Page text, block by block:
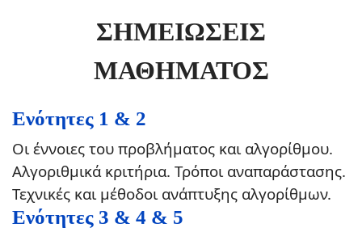
ΣΗΜΕΙΩΣΕΙΣ
ΜΑΘΗΜΑΤΟΣ
Ενότητες 1 & 2
Οι έννοιες του προβλήματος και αλγορίθμου.
Αλγοριθμικά κριτήρια. Τρόποι αναπαράστασης.
Τεχνικές και μέθοδοι ανάπτυξης αλγορίθμων.
Ενότητες 3 & 4 & 5